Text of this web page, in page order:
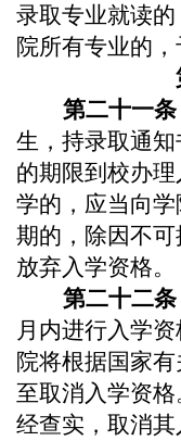
录取专业就读
院所有专业的，
第二十一条
生，持录取通知
的期限到 校办
学的，应当向学
期的，除因不
放弃入学资格。
第二十二条
月内进行入学
院将根据国家
至取消入学资
经查实，取消其